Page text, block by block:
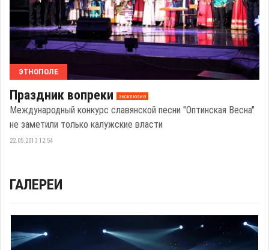
ЭТНОПОЛЕ
Праздник вопреки эксклюзив
Международный конкурс славянской песни "Оптинская Весна"
не заметили только калужские власти
22.05.2013 12:54
ГАЛЕРЕИ